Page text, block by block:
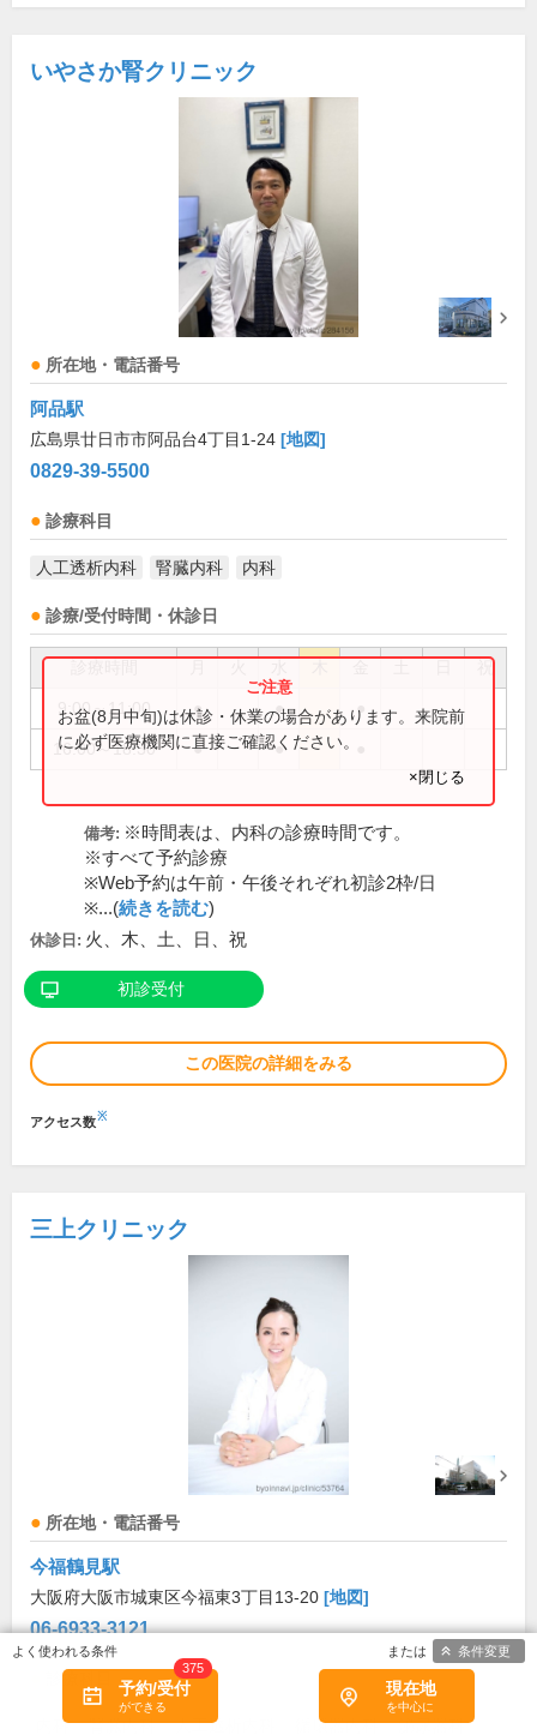
いやさか腎クリニック
所在地・電話番号
阿品駅
広島県廿日市市阿品台4丁目1-24 [地図]
0829-39-5500
診療科目
人工透析内科 腎臓内科 内科
診療/受付時間・休診日
祝
9:00～11:00 ● ● ●
16:00～18:30 ● ●
お盆(8月中旬)は休診・休業の場合があります。来院前
に必ず医療機関に直接ご確認ください。
×閉じる
備考: ※時間表は、内科の診療時間です。
※すべて予約診療
※Web予約は午前・午後それぞれ初診2枠/日
※...(続きを読む)
休診日: 火、木、土、日、祝
初診受付
この医院の詳細をみる
アクセス数※
三上クリニック
所在地・電話番号
今福鶴見駅
大阪府大阪市城東区今福東3丁目13-20 [地図]
06-6933-3121
診療科目
内科 腎臓内科 人工透析内科 循環器内科 泌尿器科
予約/受付
375
現在地
条件変更